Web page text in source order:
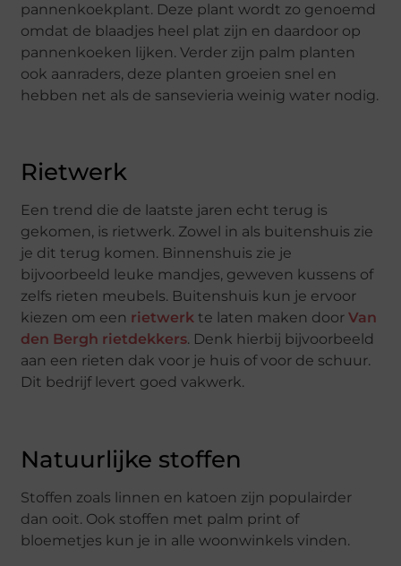
pannenkoekplant. Deze plant wordt zo genoemd
omdat de blaadjes heel plat zijn en daardoor op
pannenkoeken lijken. Verder zijn palm planten
ook aanraders, deze planten groeien snel en
hebben net als de sansevieria weinig water nodig.
Rietwerk
Een trend die de laatste jaren echt terug is
gekomen, is rietwerk. Zowel in als buitenshuis zie
je dit terug komen. Binnenshuis zie je
bijvoorbeeld leuke mandjes, geweven kussens of
zelfs rieten meubels. Buitenshuis kun je ervoor
kiezen om een rietwerk te laten maken doorVan
den Bergh rietdekkers. Denk hierbij bijvoorbeeld
aan een rieten dak voor je huis of voor de schuur.
Dit bedrijf levert goed vakwerk.
Natuurlijke stoffen
Stoffen zoals linnen en katoen zijn populairder
dan ooit. Ook stoffen met palm print of
bloemetjes kun je in alle woonwinkels vinden.